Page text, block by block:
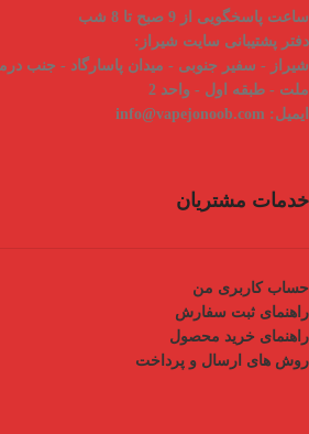
ساعت پاسخگویی از 9 صبح تا 8 شب
دفتر پشتیبانی سایت شیراز:
شیراز - سفیر جنوبی - میدان پاسارگاد - جنب
ملت - طبقه اول - واحد 2
ایمیل:
خدمات مشتریان
حساب کاربری من
راهنمای ثبت سفارش
راهنمای خرید محصول
روش های ارسال و پرداخت